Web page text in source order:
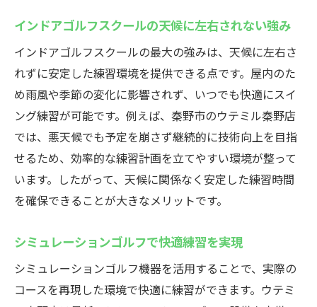
インドアゴルフスクールの天候に左右されない強み
インドアゴルフスクールの最大の強みは、天候に左右さ
れずに安定した練習環境を提供できる点です。屋内のた
め雨風や季節の変化に影響されず、いつでも快適にスイ
ング練習が可能です。例えば、秦野市のウテミル秦野店
では、悪天候でも予定を崩さず継続的に技術向上を目指
せるため、効率的な練習計画を立てやすい環境が整って
います。したがって、天候に関係なく安定した練習時間
を確保できることが大きなメリットです。
シミュレーションゴルフで快適練習を実現
シミュレーションゴルフ機器を活用することで、実際の
コースを再現した環境で快適に練習ができます。ウテミ